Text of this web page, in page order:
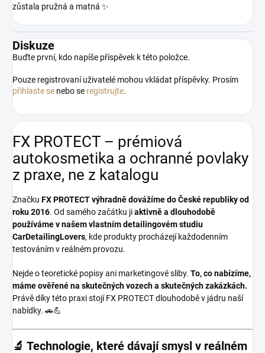
zůstala pružná a matná ✨
Diskuze
Buďte první, kdo napíše příspěvek k této položce.
Pouze registrovaní uživatelé mohou vkládat příspěvky. Prosím
přihlaste se nebo se registrujte.
FX PROTECT – prémiová
autokosmetika a ochranné povlaky
z praxe, ne z katalogu
Značku FX PROTECTvýhradně dovážíme do České republiky od
roku 2016. Od samého začátku jiaktivně a dlouhodobě
používáme v našem vlastním detailingovém studiu
CarDetailingLovers, kde produkty procházejí každodenním
testováním v reálném provozu.
Nejde o teoretické popisy ani marketingové sliby. To, co nabízíme,
máme ověřené na skutečných vozech a skutečných zakázkách.
Právě díky této praxi stojí FX PROTECT dlouhodobě v jádru naší
nabídky. 🚗💪
🔬 Technologie, které dávají smysl v reálném